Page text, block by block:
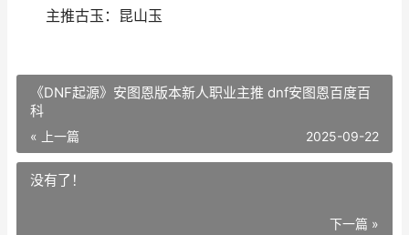
主推古玉：昆山玉
《DNF起源》安图恩版本新人职业主推 dnf安图恩百度百
科
« 上一篇 2025-09-22
没有了！
下一篇 »